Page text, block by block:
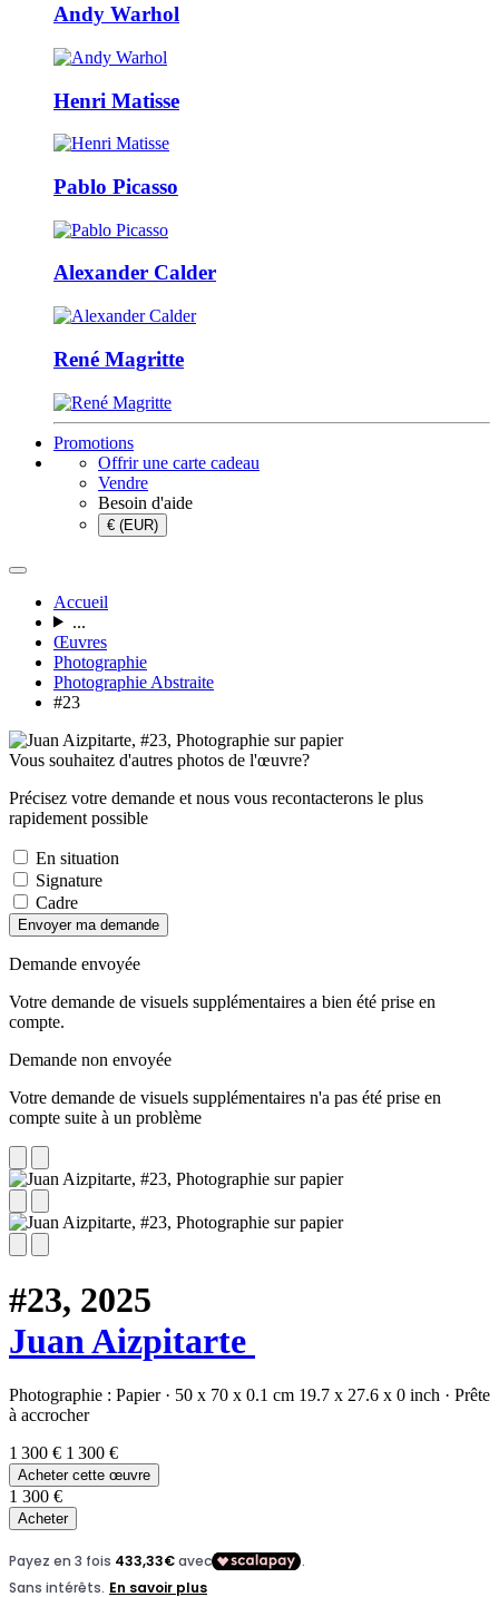
Andy Warhol
Henri Matisse
Pablo Picasso
Alexander Calder
René Magritte
Promotions
Offrir une carte cadeau
Vendre
Besoin d'aide
€ (EUR)
Accueil
...
Œuvres
Photographie
Photographie Abstraite
#23
Vous souhaitez d'autres photos de l'œuvre?
Précisez votre demande et nous vous recontacterons le plus
rapidement possible
En situation
Signature
Cadre
Envoyer ma demande
Demande envoyée
Votre demande de visuels supplémentaires a bien été prise en
compte.
Demande non envoyée
Votre demande de visuels supplémentaires n'a pas été prise en
compte suite à un problème
#23, 2025
Juan Aizpitarte
Photographie : Papier · 50 x 70 x 0.1 cm 19.7 x 27.6 x 0 inch · Prête
à accrocher
1 300 € 1 300 €
Acheter cette œuvre
1 300 €
Acheter